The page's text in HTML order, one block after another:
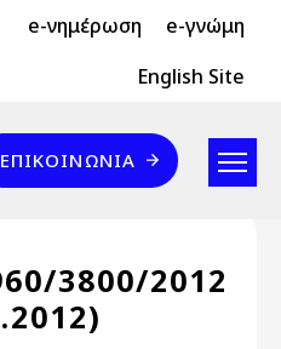
e-νημέρωση e-γνώμη
English Site
ΕΠΙΚΟΙΝΩΝΊΑ
3800/2012